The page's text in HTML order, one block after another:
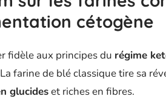
cétogène
fidèle aux principes du régime
La farine de blé classique tire sa
glucideset riches en fibres.